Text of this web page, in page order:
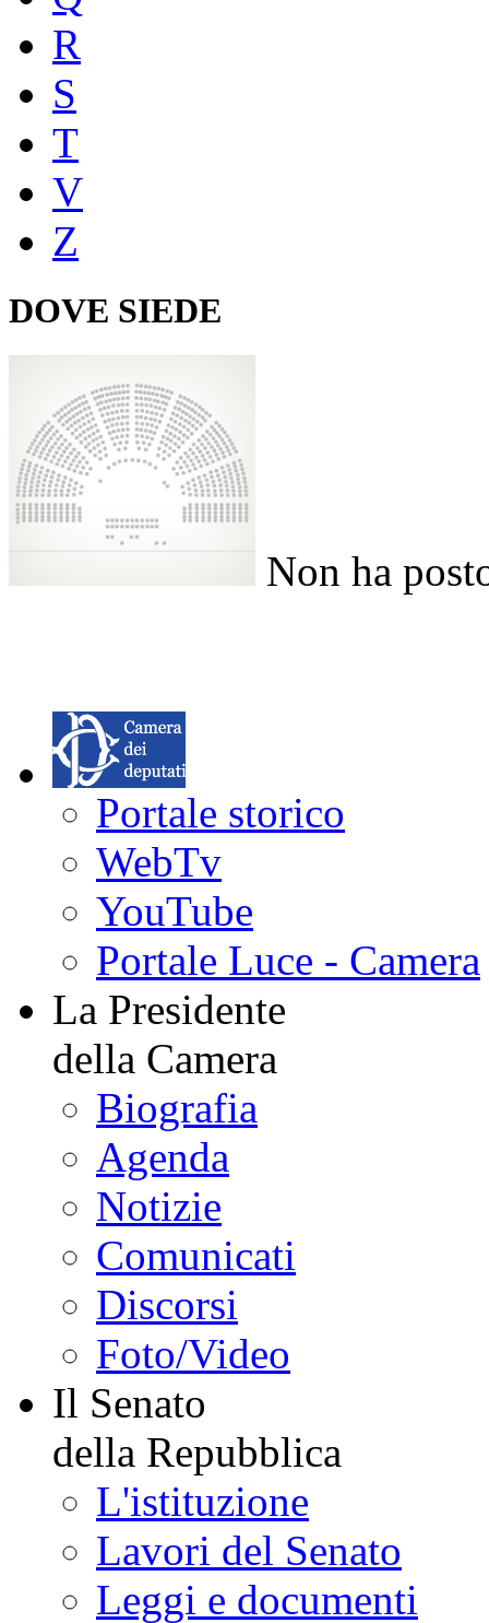
R
S
T
V
Z
DOVE SIEDE
Non ha
Portale storico
WebTv
YouTube
Portale Luce - Camera
La Presidente
della Camera
Biografia
Agenda
Notizie
Comunicati
Discorsi
Foto/Video
Il Senato
della Repubblica
L'istituzione
Lavori del Senato
Leggi e documenti